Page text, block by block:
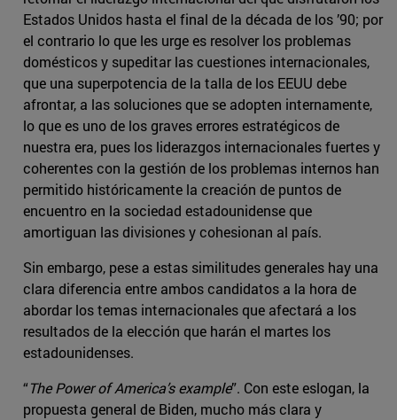
Estados Unidos hasta el final de la década de los ’90; por
el contrario lo que les urge es resolver los problemas
domésticos y supeditar las cuestiones internacionales,
que una superpotencia de la talla de los EEUU debe
afrontar, a las soluciones que se adopten internamente,
lo que es uno de los graves errores estratégicos de
nuestra era, pues los liderazgos internacionales fuertes y
coherentes con la gestión de los problemas internos han
permitido históricamente la creación de puntos de
encuentro en la sociedad estadounidense que
amortiguan las divisiones y cohesionan al país.
Sin embargo, pese a estas similitudes generales hay una
clara diferencia entre ambos candidatos a la hora de
abordar los temas internacionales que afectará a los
resultados de la elección que harán el martes los
estadounidenses.
“The Power of America’s example”. Con este eslogan, la
propuesta general de Biden, mucho más clara y